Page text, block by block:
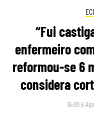
“Fui
enfermeiro
reformou-se 6
considera
16:00 6